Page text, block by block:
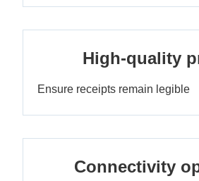
High-quality
Ensure receipts remain legible
Connectivity